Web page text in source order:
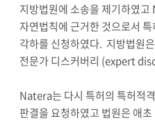
지방법원에 소송을 제기하였
자연법칙에 근거한 것으로서
각하를 신청하였다. 지방법원
전문가 디스커버리 (expert
Natera는 다시 특허의 특허적
판결을 요청하였고 법원은 애